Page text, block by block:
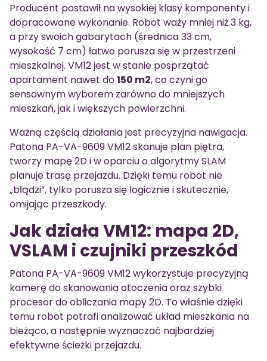
Producent postawił na wysokiej klasy komponenty i
dopracowane wykonanie. Robot waży mniej niż 3 kg,
a przy swoich gabarytach (średnica 33 cm,
wysokość 7 cm) łatwo porusza się w przestrzeni
mieszkalnej. VM12 jest w stanie posprzątać
apartament nawet do150 m2, co czyni go
sensownym wyborem zarówno do mniejszych
mieszkań, jak i większych powierzchni.
Ważną częścią działania jest precyzyjna nawigacja.
Patona PA-VA-9609 VM12 skanuje plan piętra,
tworzy mapę 2D i w oparciu o algorytmy SLAM
planuje trasę przejazdu. Dzięki temu robot nie
„błądzi”, tylko porusza się logicznie i skutecznie,
omijając przeszkody.
Jak działa VM12: mapa 2D,
VSLAM i czujniki przeszkód
Patona PA-VA-9609 VM12 wykorzystuje precyzyjną
kamerę do skanowania otoczenia oraz szybki
procesor do obliczania mapy 2D. To właśnie dzięki
temu robot potrafi analizować układ mieszkania na
bieżąco, a następnie wyznaczać najbardziej
efektywne ścieżki przejazdu.